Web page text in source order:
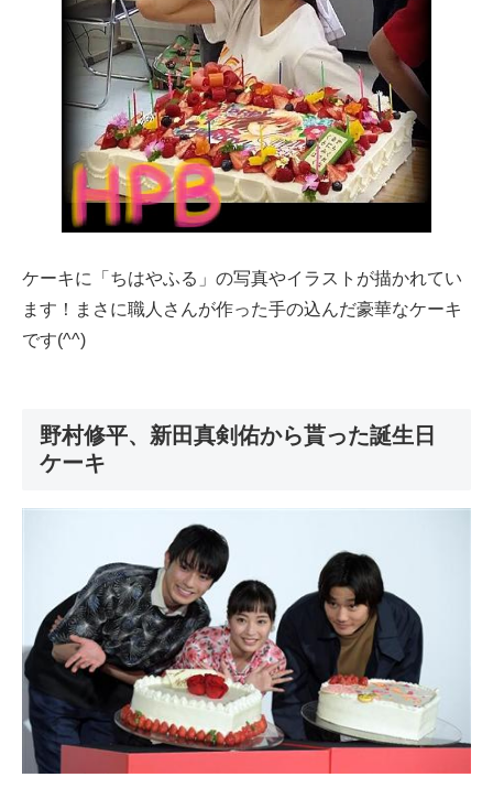
ケーキに「ちはやふる」の写真やイラストが描かれてい
ます！まさに職人さんが作った手の込んだ豪華なケーキ
です(^^)
野村修平、新田真剣佑から貰った誕生日
ケーキ